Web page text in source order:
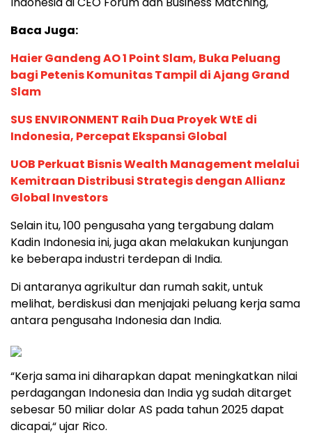
Baca Juga:
Haier Gandeng AO 1 Point Slam, Buka Peluang
bagi Petenis Komunitas Tampil di Ajang Grand
Slam
SUS ENVIRONMENT Raih Dua Proyek WtE di
Indonesia, Percepat Ekspansi Global
UOB Perkuat Bisnis Wealth Management melalui
Kemitraan Distribusi Strategis dengan Allianz
Global Investors
Selain itu, 100 pengusaha yang tergabung dalam
Kadin Indonesia ini, juga akan melakukan kunjungan
ke beberapa industri terdepan di India.
Di antaranya agrikultur dan rumah sakit, untuk
melihat, berdiskusi dan menjajaki peluang kerja sama
antara pengusaha Indonesia dan India.
“Kerja sama ini diharapkan dapat meningkatkan nilai
perdagangan Indonesia dan India yg sudah ditarget
sebesar 50 miliar dolar AS pada tahun 2025 dapat
dicapai,“ ujar Rico.